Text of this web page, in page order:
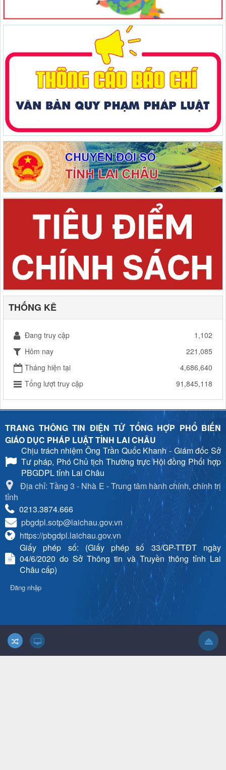
THỐNG KÊ
Đang truy cập
1,102
Hôm nay
221,085
Tháng hiện tại
4,686,640
Tổng lượt truy cập
91,845,118
TRANG THÔNG TIN ĐIỆN TỬ TỔNG HỢP PHỔ BIẾN
GIÁO DỤC PHÁP LUẬT TỈNH LAI CHÂU
Chịu trách nhiệmÔng Trần Quốc Khanh - Giám đốc Sở
Tư pháp, Phó Chủ tịch Thường trực Hội đồng Phối hợp
PBGDPL tỉnh Lai Châu
Địa chỉ: Tầng 3 - Nhà E - Trung tâm hành chính, chính trị
tỉnh
0213.3874.666
pbgdpl.sotp@laichau.gov.vn
https://pbgdpl.laichau.gov.vn
Giấy phép số: (Giấy phép số 33/GP-TTĐT ngày
04/6/2020 do Sở Thông tin và Truyền thông tỉnh Lai
Châu cấp)
Đăng nhập